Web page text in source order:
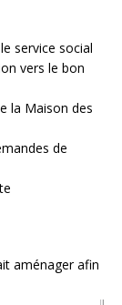
service social
vers le bon
la Maison des
de
aménager afin